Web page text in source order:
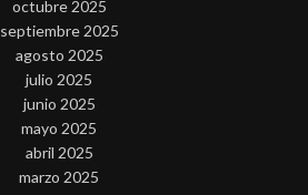
octubre 2025
septiembre 2025
agosto 2025
julio 2025
junio 2025
mayo 2025
abril 2025
marzo 2025